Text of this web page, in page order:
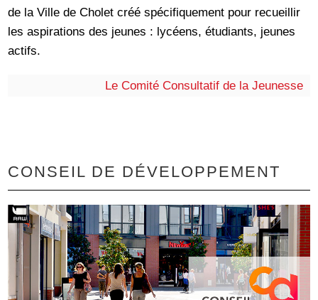
de la Ville de Cholet créé spécifiquement pour recueillir
les aspirations des jeunes : lycéens, étudiants, jeunes
actifs.
Le Comité Consultatif de la Jeunesse
CONSEIL DE DÉVELOPPEMENT